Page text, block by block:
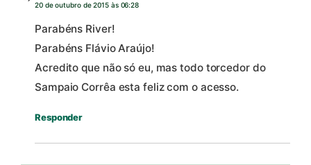
20 de outubro de 2015 às 06:28
Parabéns River!
Parabéns Flávio Araújo!
Acredito que não só eu, mas todo torcedor do
Sampaio Corrêa esta feliz com o acesso.
Responder